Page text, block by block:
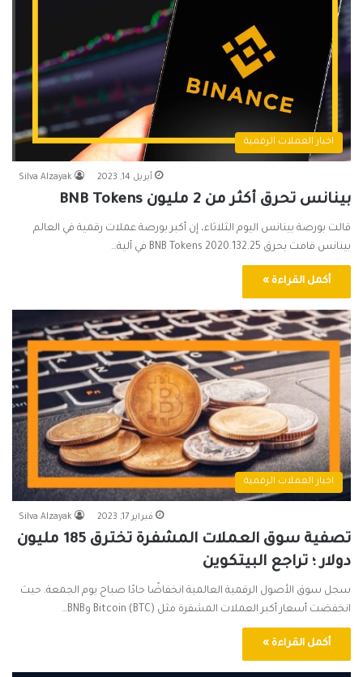
اخبار العملات الرقمية
Silva Alzayak أبريل 14, 2023
بينانس تحرق أكثر من 2 مليون BNB Tokens
قالت بورصة بينانس اليوم الثلاثاء، إن أكبر بورصة عملات رقمية في العالم
بينانس قامت بحرق 2020.132.25 BNB Tokens في آلية…
أكمل القراءة »
اخبار العملات الرقمية
Silva Alzayak فبراير 17, 2023
تصفية سوق العملات المشفرة تخترق 185 مليون
دولار ؛ تراجع البيتكوين
سجل سوق الأصول الرقمية العالمية انخفاضًا حادًا صباح يوم الجمعة. حيث
انخفضت أسعار أكبر العملات المشفرة مثل Bitcoin (BTC) وBNB…
أكمل القراءة »